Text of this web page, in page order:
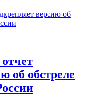
об обстреле